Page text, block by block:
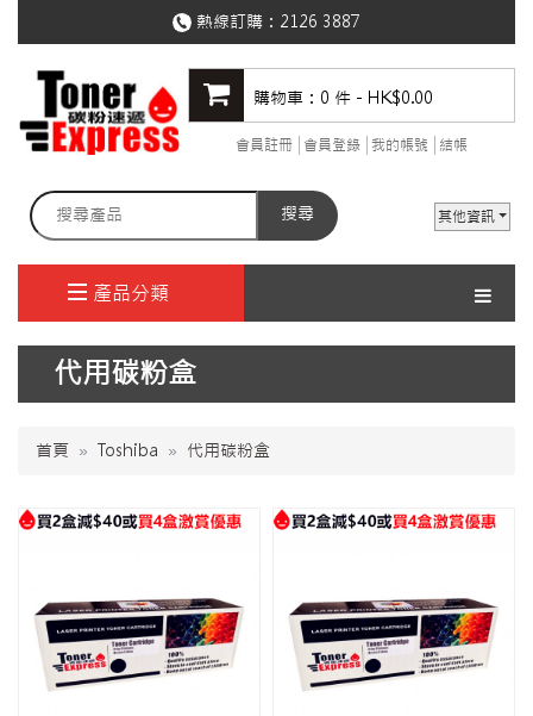
熱線訂購： 2126 3887
購物車：0 件 - HK$0.00
會員註冊 會員登錄 我的帳號 結帳
搜尋 其他資訊
產品分類
代用碳粉盒
首頁 Toshiba 代用碳粉盒